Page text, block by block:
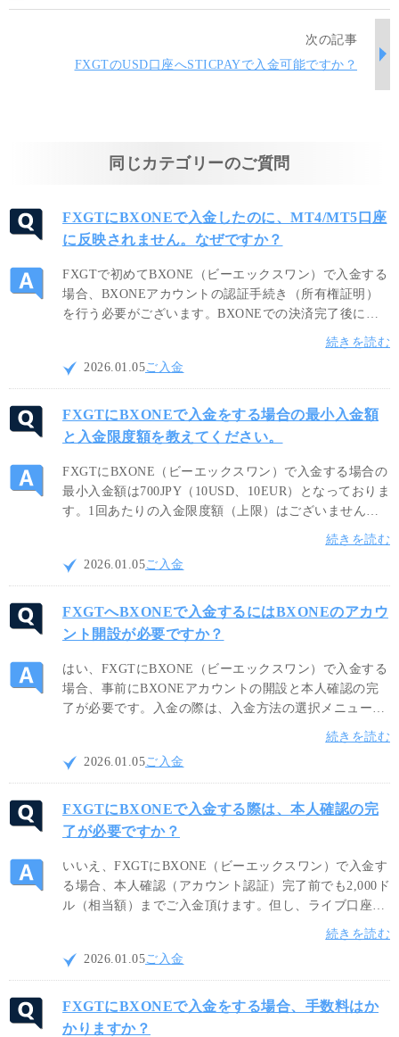
次の記事
FXGTのUSD口座へSTICPAYで入金可能ですか？
同じカテゴリーのご質問
FXGTにBXONEで入金したのに、MT4/MT5口座
に反映されません。なぜですか？
FXGTで初めてBXONE（ビーエックスワン）で入金する
場合、BXONEアカウントの認証手続き（所有権証明）
を行う必要がございます。BXONEでの決済完了後に送
付される「バーチャルウォレットの認証が必要です」と
いう件名のメール内容に従って、FXGTマイページにて
BXONEアカウントの認証を完了させてください。
続きを読む
2026.01.05ご入金
FXGTにBXONEで入金をする場合の最小入金額
と入金限度額を教えてください。
FXGTにBXONE（ビーエックスワン）で入金する場合の
最小入金額は700JPY（10USD、10EUR）となっておりま
す。1回あたりの入金限度額（上限）はございません。
FXGTでは、オンラインウォレットのBXONEにて、日本
円（JPY）、米ドル（USD）、ユーロ（EUR）の3種類の
通貨から入金可能です。
続きを読む
2026.01.05ご入金
FXGTへBXONEで入金するにはBXONEのアカウ
ント開設が必要ですか？
はい、FXGTにBXONE（ビーエックスワン）で入金する
場合、事前にBXONEアカウントの開設と本人確認の完
了が必要です。入金の際は、入金方法の選択メニューか
らBXONEウォレットを指定の上、有効なBXONEアカウ
ントIDを入力して「進める」ボタンを押すと、BXONE
ログイン画面に自動遷移いたします。
続きを読む
2026.01.05ご入金
FXGTにBXONEで入金する際は、本人確認の完
了が必要ですか？
いいえ、FXGTにBXONE（ビーエックスワン）で入金す
る場合、本人確認（アカウント認証）完了前でも2,000ド
ル（相当額）までご入金頂けます。但し、ライブ口座で
のお取引やFXGTの全てのサービスをご利用頂くには、
本人確認（アカウント認証）の完了が必要です。
続きを読む
2026.01.05ご入金
FXGTにBXONEで入金をする場合、手数料はか
かりますか？